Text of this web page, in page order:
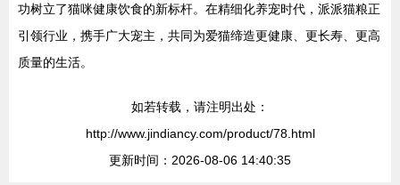
功树立了猫咪健康饮食的新标杆。在精细化养宠时代，派派猫粮正
引领行业，携手广大宠主，共同为爱猫缔造更健康、更长寿、更高
质量的生活。
如若转载，请注明出处：
http://www.jindiancy.com/product/78.html
更新时间：2026-08-06 14:40:35